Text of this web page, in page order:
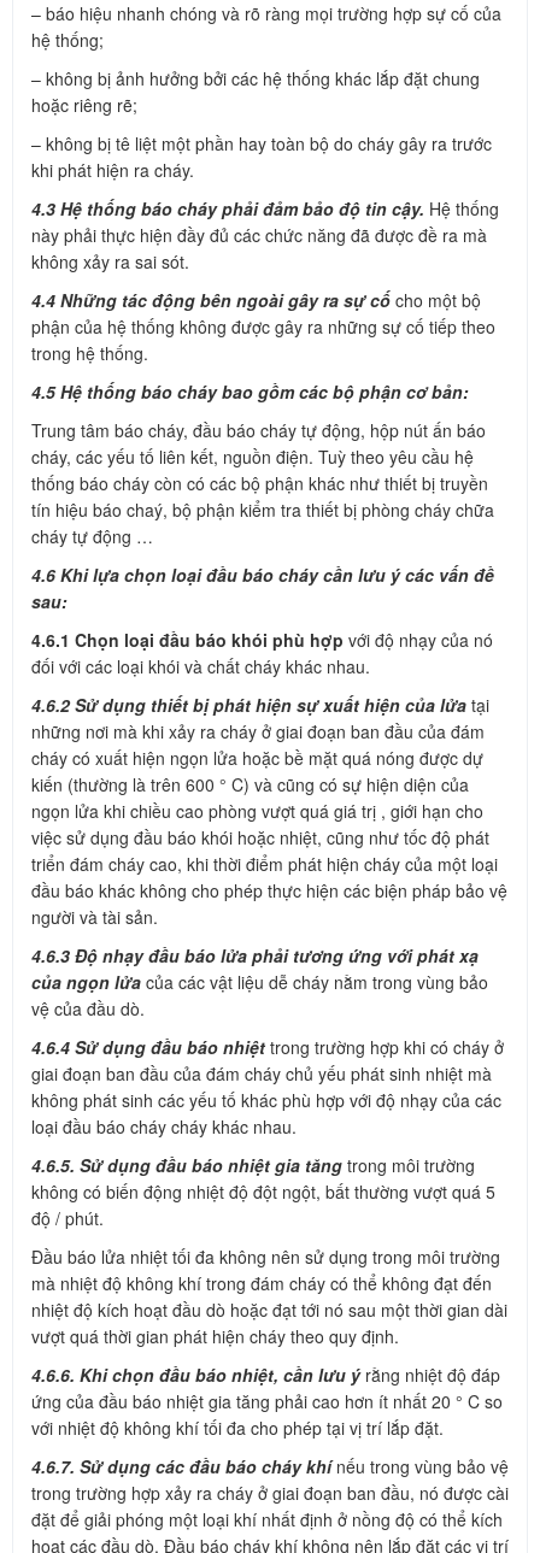
– báo hiệu nhanh chóng và rõ ràng mọi trường hợp sự cố của
hệ thống;
– không bị ảnh hưởng bởi các hệ thống khác lắp đặt chung
hoặc riêng rẽ;
– không bị tê liệt một phần hay toàn bộ do cháy gây ra trước
khi phát hiện ra cháy.
4.3 Hệ thống báo cháy phải đảm bảo độ tin cậy. Hệ thống
này phải thực hiện đầy đủ các chức năng đã được đề ra mà
không xảy ra sai sót.
4.4 Những tác động bên ngoài gây ra sự cố cho một bộ
phận của hệ thống không được gây ra những sự cố tiếp theo
trong hệ thống.
4.5 Hệ thống báo cháy bao gồm các bộ phận cơ bản:
Trung tâm báo cháy, đầu báo cháy tự động, hộp nút ấn báo
cháy, các yếu tố liên kết, nguồn điện. Tuỳ theo yêu cầu hệ
thống báo cháy còn có các bộ phận khác như thiết bị truyền
tín hiệu báo chaý, bộ phận kiểm tra thiết bị phòng cháy chữa
cháy tự động …
4.6 Khi lựa chọn loại đầu báo cháy cần lưu ý các vấn đề
sau:
4.6.1 Chọn loại đầu báo khói phù hợp với độ nhạy của nó
đối với các loại khói và chất cháy khác nhau.
4.6.2 Sử dụng thiết bị phát hiện sự xuất hiện của lửa tại
những nơi mà khi xảy ra cháy ở giai đoạn ban đầu của đám
cháy có xuất hiện ngọn lửa hoặc bề mặt quá nóng được dự
kiến (thường là trên 600 ° C) và cũng có sự hiện diện của
ngọn lửa khi chiều cao phòng vượt quá giá trị , giới hạn cho
việc sử dụng đầu báo khói hoặc nhiệt, cũng như tốc độ phát
triển đám cháy cao, khi thời điểm phát hiện cháy của một loại
đầu báo khác không cho phép thực hiện các biện pháp bảo vệ
người và tài sản.
4.6.3 Độ nhạy đầu báo lửa phải tương ứng với phát xạ
của ngọn lửa của các vật liệu dễ cháy nằm trong vùng bảo
vệ của đầu dò.
4.6.4 Sử dụng đầu báo nhiệt trong trường hợp khi có cháy ở
giai đoạn ban đầu của đám cháy chủ yếu phát sinh nhiệt mà
không phát sinh các yếu tố khác phù hợp với độ nhạy của các
loại đầu báo cháy cháy khác nhau.
4.6.5. Sử dụng đầu báo nhiệt gia tăng trong môi trường
không có biến động nhiệt độ đột ngột, bất thường vượt quá 5
độ / phút.
Đầu báo lửa nhiệt tối đa không nên sử dụng trong môi trường
mà nhiệt độ không khí trong đám cháy có thể không đạt đến
nhiệt độ kích hoạt đầu dò hoặc đạt tới nó sau một thời gian dài
vượt quá thời gian phát hiện cháy theo quy định.
4.6.6. Khi chọn đầu báo nhiệt, cần lưu ýrằng nhiệt độ đáp
ứng của đầu báo nhiệt gia tăng phải cao hơn ít nhất 20 ° C so
với nhiệt độ không khí tối đa cho phép tại vị trí lắp đặt.
4.6.7. Sử dụng các đầu báo cháy khínếu trong vùng bảo vệ
trong trường hợp xảy ra cháy ở giai đoạn ban đầu, nó được cài
đặt để giải phóng một loại khí nhất định ở nồng độ có thể kích
hoạt các đầu dò. Đầu báo cháy khí không nên lắp đặt các vị trí